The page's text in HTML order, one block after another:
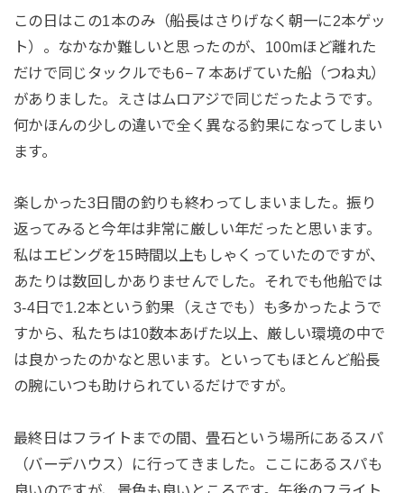
この日はこの1本のみ（船長はさりげなく朝一に2本ゲッ
ト）。なかなか難しいと思ったのが、100mほど離れた
だけで同じタックルでも6−７本あげていた船（つね丸）
がありました。えさはムロアジで同じだったようです。
何かほんの少しの違いで全く異なる釣果になってしまい
ます。
楽しかった3日間の釣りも終わってしまいました。振り
返ってみると今年は非常に厳しい年だったと思います。
私はエビングを15時間以上もしゃくっていたのですが、
あたりは数回しかありませんでした。それでも他船では
3-4日で1.2本という釣果（えさでも）も多かったようで
すから、私たちは10数本あげた以上、厳しい環境の中で
は良かったのかなと思います。といってもほとんど船長
の腕にいつも助けられているだけですが。
最終日はフライトまでの間、畳石という場所にあるスパ
（バーデハウス）に行ってきました。ここにあるスパも